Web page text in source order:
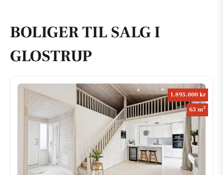
BOLIGER TIL SALG I
GLOSTRUP
1.895.000 kr
63 m2